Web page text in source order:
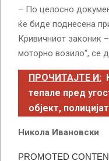
– По целосно
ќе биде поднесена
Кривичниот законик
моторно возило“, се
ПРОЧИТАЈТЕ И:
тепале пред
објект,
Никола Ивановски